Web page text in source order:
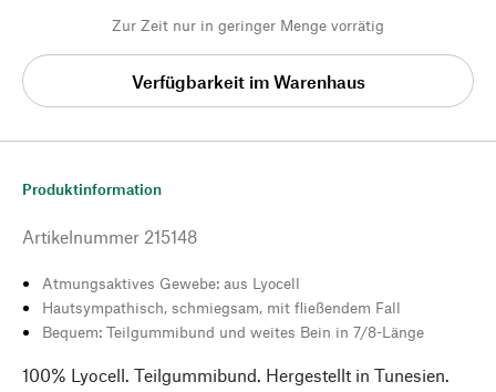
Zur Zeit nur in geringer Menge vorrätig
Verfügbarkeit im Warenhaus
Produktinformation
Artikelnummer 215148
Atmungsaktives Gewebe: aus Lyocell
Hautsympathisch, schmiegsam, mit fließendem Fall
Bequem: Teilgummibund und weites Bein in 7/8-Länge
100% Lyocell. Teilgummibund. Hergestellt in Tunesien.